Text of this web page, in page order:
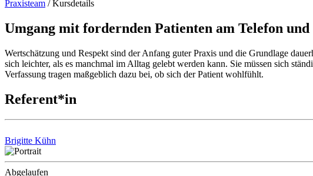
Praxisteam /Kursdetails
Umgang mit fordernden Patienten am Telefon
Wertschätzung und Respekt sind der Anfang guter Praxis und die Grundlage
sich leichter, als es manchmal im Alltag gelebt werden kann. Sie müssen sich
Verfassung tragen maßgeblich dazu bei, ob sich der Patient wohlfühlt.
Referent*in
Brigitte Kühn
Abgelaufen